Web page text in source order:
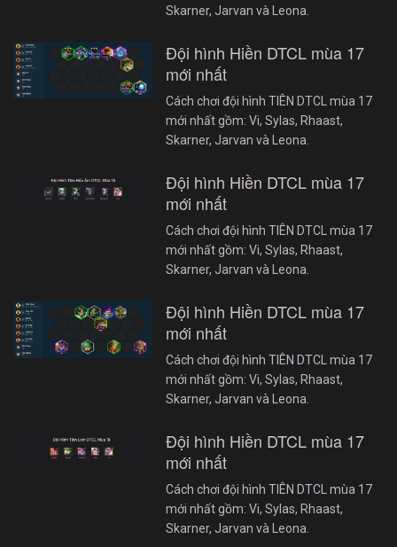
Skarner, Jarvan và Leona.
Đội hình Hiền DTCL mùa 17
mới nhất
Cách chơi đội hình TIÊN DTCL mùa 17
mới nhất gồm: Vi, Sylas, Rhaast,
Skarner, Jarvan và Leona.
Đội hình Hiền DTCL mùa 17
mới nhất
Cách chơi đội hình TIÊN DTCL mùa 17
mới nhất gồm: Vi, Sylas, Rhaast,
Skarner, Jarvan và Leona.
Đội hình Hiền DTCL mùa 17
mới nhất
Cách chơi đội hình TIÊN DTCL mùa 17
mới nhất gồm: Vi, Sylas, Rhaast,
Skarner, Jarvan và Leona.
Đội hình Hiền DTCL mùa 17
mới nhất
Cách chơi đội hình TIÊN DTCL mùa 17
mới nhất gồm: Vi, Sylas, Rhaast,
Skarner, Jarvan và Leona.